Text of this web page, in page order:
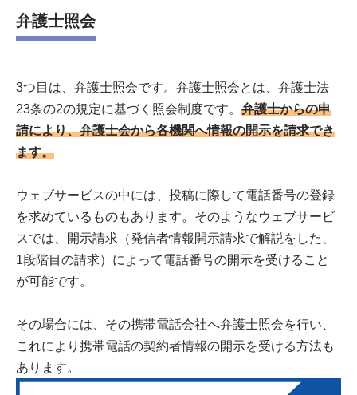
弁護士照会
3つ目は、弁護士照会です。弁護士照会とは、弁護士法
23条の2の規定に基づく照会制度です。 弁護士からの申
請により、弁護士会から各機関へ情報の開示を請求でき
ます。
ウェブサービスの中には、投稿に際して電話番号の登録
を求めているものもあります。そのようなウェブサービ
スでは、開示請求（発信者情報開示請求で解説をした、
1段階目の請求）によって電話番号の開示を受けること
が可能です。
その場合には、その携帯電話会社へ弁護士照会を行い、
これにより携帯電話の契約者情報の開示を受ける方法も
あります。